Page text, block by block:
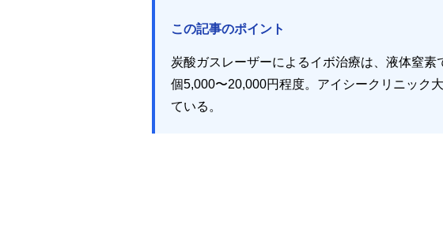
この記事のポイント
炭酸ガスレーザーによるイボ治療は、液体窒素
個5,000〜20,000円程度。アイシークリニック
ている。